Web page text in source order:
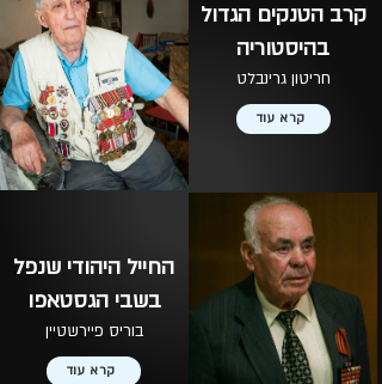
קרב הטנקים הגדול
בהיסטוריה
חריטון גרינבלט
קרא עוד
החייל היהודי שנפל
בשבי הגסטאפו
בוריס פיירשטיין
קרא עוד